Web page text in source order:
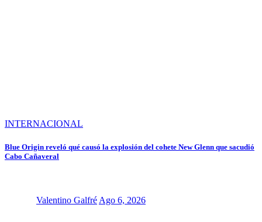
INTERNACIONAL
Blue Origin reveló qué causó la explosión del cohete New Glenn que sacudió
Cabo Cañaveral
Valentino Galfré Ago 6, 2026